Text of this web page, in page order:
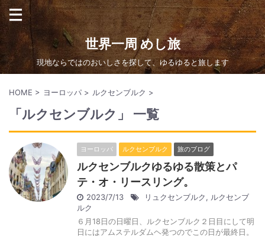
世界一周 めし旅
現地ならではのおいしさを探して、ゆるゆると旅します
HOME > ヨーロッパ > ルクセンブルク >
「ルクセンブルク」 一覧
ヨーロッパ ルクセンブルク 旅のブログ
ルクセンブルクゆるゆる散策とパ
テ・オ・リースリング。
2023/7/13 リュクセンブルク, ルクセンブ
ルク
６月18日の日曜日、ルクセンブルク２日目にして明
日にはアムステルダムヘ発つのでこの日が最終日。